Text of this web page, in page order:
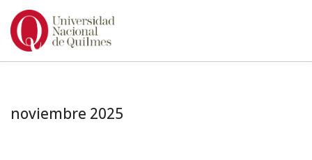
Ir
noviembre 2025